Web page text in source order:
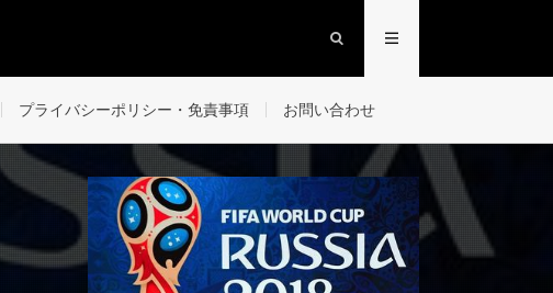
プライバシーポリシー・免責事項 お問い合わせ